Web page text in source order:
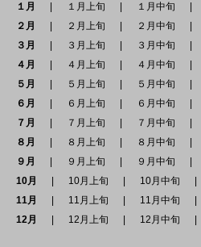
１月 １月上旬 １月中旬
２月
２月上旬 ２月中旬
３月
３月上旬 ３月中旬
４月
４月上旬 ４月中旬
５月
５月上旬 ５月中旬
６月
６月上旬 ６月中旬
７月
７月上旬 ７月中旬
８月
８月上旬 ８月中旬
９月
９月上旬 ９月中旬
10月
10月上旬 10月中旬
11月
11月上旬 11月中旬
12月
12月上旬 12月中旬